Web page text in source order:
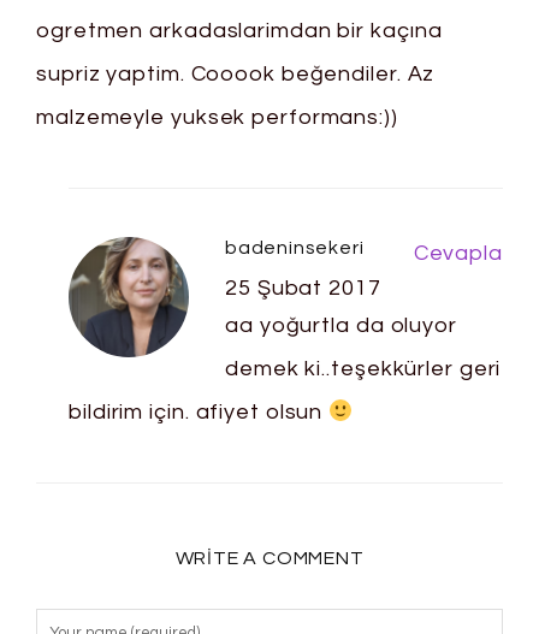
ogretmen arkadaslarimdan bir kaçına
supriz yaptim. Cooook beğendiler. Az
malzemeyle yuksek performans:))
badeninsekeri
25 Şubat 2017
aa yoğurtla da oluyor
demek ki..teşekkürler geri
bildirim için. afiyet olsun
Cevapla
WRITE A COMMENT